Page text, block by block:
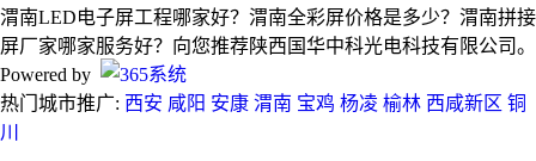
渭南LED电子屏工程哪家好？渭南全彩屏价格是多少？渭南拼接
屏厂家哪家服务好？向您推荐陕西国华中科光电科技有限公司。
Powered by
热门城市推广: 西安 咸阳 安康 渭南 宝鸡 杨凌 榆林 西咸新区 铜
川